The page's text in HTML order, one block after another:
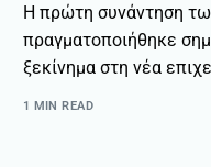
Η πρώτη συνάντηση
πραγματοποιήθηκε
ξεκίνημα στη νέα
1 MIN READ